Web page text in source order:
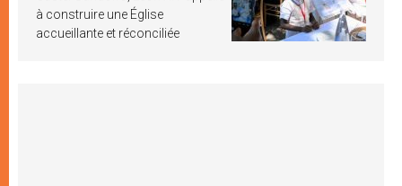
à construire une Église
accueillante et réconciliée